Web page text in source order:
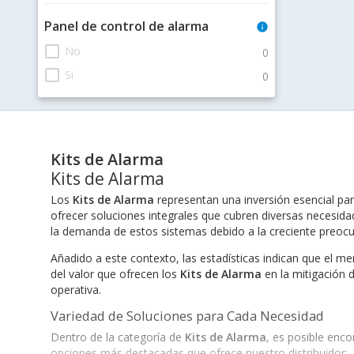
Panel de control de alarma info
check_box_outline_blank No 0
check_box_outline_blank Si 0
Kits de Alarma
Kits de Alarma
Los Kits de Alarma representan una inversión esencial
ofrecer soluciones integrales que cubren diversas
la demanda de estos sistemas debido a la creciente
Añadido a este contexto, las estadísticas indican que el
del valor que ofrecen los Kits de Alarma en la mitigación
operativa.
Variedad de Soluciones para Cada Necesidad
Dentro de la categoría de Kits de Alarma, es posible